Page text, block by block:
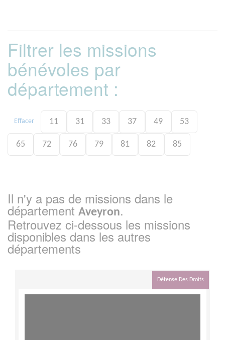
Filtrer les missions
bénévoles par
département :
Effacer 11 31 33 37 49 53
65 72 76 79 81 82 85
Il n'y a pas de missions dans le
département Aveyron.
Retrouvez ci-dessous les missions
disponibles dans les autres
départements
Défense Des Droits